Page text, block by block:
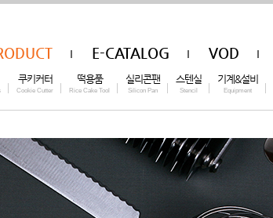
쿠키커터
Cookie Cutter
떡용품
Rice Cake Tool
실리콘팬
Silicon Pan
스텐실
Stencil
기계&설비
Equipment
E-CATALOG VOD